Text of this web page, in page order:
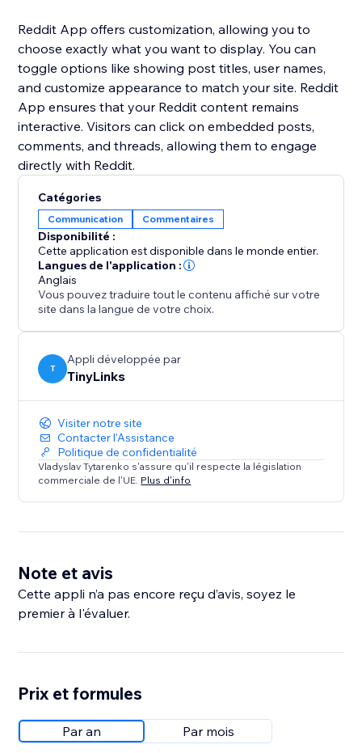
Reddit App offers customization, allowing you to
choose exactly what you want to display. You can
toggle options like showing post titles, user names,
and customize appearance to match your site. Reddit
App ensures that your Reddit content remains
interactive. Visitors can click on embedded posts,
comments, and threads, allowing them to engage
Catégories
Communication Commentaires
Disponibilité :
Cette application est disponible dans le monde entier.
Langues de l'application :
Anglais
Vous pouvez traduire tout le contenu affiché sur votre
site dans la langue de votre choix.
T
Appli développée par
TinyLinks
Visiter notre site
Contacter l'Assistance
Politique de confidentialité
Vladyslav Tytarenko s'assure qu'il respecte la législation
commerciale de l'UE. Plus d'info
Note et avis
Cette appli n’a pas encore reçu d’avis, soyez le
premier à l'évaluer.
Prix et formules
Par an Par mois